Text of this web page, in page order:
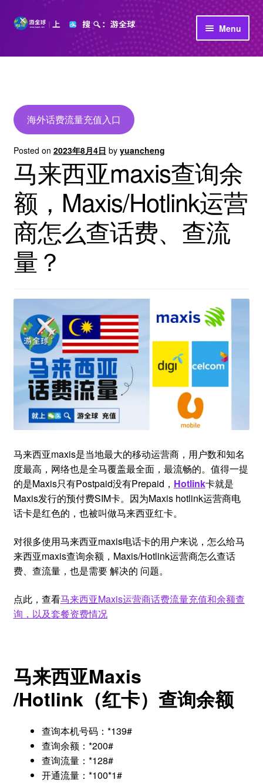
Skip
Skip
Menu
首页
公司介绍
海外话费流量充值入口
Posted on 2023年8月4日 by yuancheng
马来西亚maxis查询余
额，Maxis/Hotlink运营
商怎么查话费、查流
量？
马来西亚maxis是当地最大的移动运营商，用户数和知名
度最高，网络也是全马覆盖最全面，最流畅的。值得一提
的是Maxis只有Postpaid没有Prepaid， Hotlink卡就是
Maxis发行的预付费SIM卡。因为Maxis hotlink运营商电
话卡是红色的，也被叫做马来西亚红卡。
对很多使用马来西亚maxis电话卡的用户来说，怎么给马
来西亚maxis查询余额，Maxis/Hotlink运营商怎么查话
费、查流量，也是需要 解决的 问题。
点此，查看马来西亚Maxis运营商话费流量充值和余额查
询，以及套餐资费情况
马来西亚Maxis
/Hotlink（红卡）查询余额
查询本机号码：*139#
查询余额：*200#
查询流量：*128#
开通流量：*100*1#